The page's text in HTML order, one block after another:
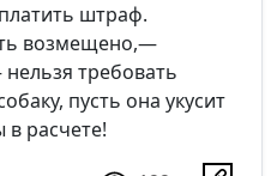
штраф.
возмещено,—
требовать
пусть она укусит
расчете!